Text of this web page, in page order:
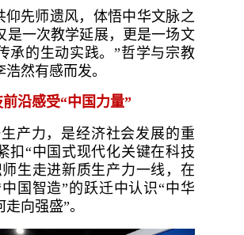
仰先师遗风，体悟中华文脉之
是一次教学延展，更是一场文
承的生动实践。”哲学与宗教
然有感而发。
前沿感受“中国力量”
产力，是经济社会发展的重
扣“中国式现代化关键在科技
生走进新质生产力一线，在
国智造”的跃迁中认识“中华
向强盛”。